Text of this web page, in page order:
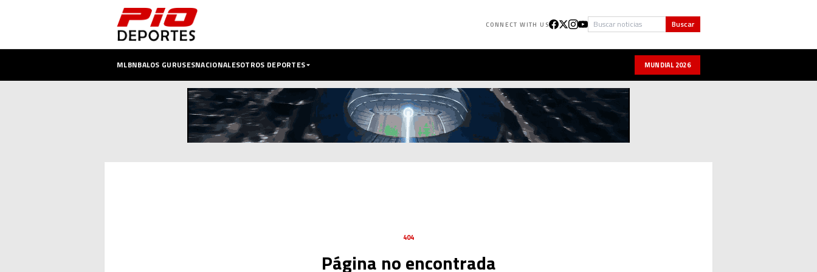
CONNECT WITH US Buscar Buscar
MLBNBALOS GURUSESNACIONALESOTROS DEPORTES MUNDIAL 2026
404
Página no encontrada